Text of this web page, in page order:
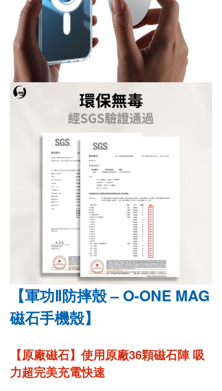
【軍功Ⅱ防摔殼 – O-ONE MAG
磁石手機殼】
【原廠磁石】使用原廠36顆磁石陣 吸
力超完美充電快速